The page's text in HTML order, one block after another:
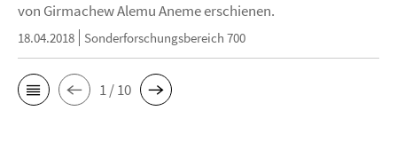
von Girmachew Alemu Aneme erschienen.
18.04.2018 Sonderforschungsbereich 700
1 / 10